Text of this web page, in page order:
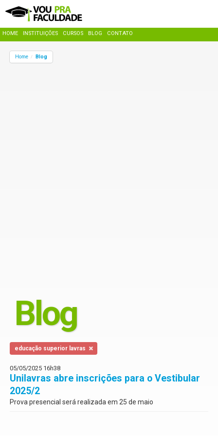
HOME INSTITUIÇÕES CURSOS BLOG CONTATO
Home / Blog
Blog
educação superior lavras
05/05/2025 16h38
Unilavras abre inscrições para o Vestibular
2025/2
Prova presencial será realizada em 25 de maio